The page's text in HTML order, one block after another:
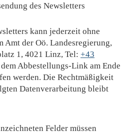
des Newsletters
kann jederzeit ohne
Amt der Oö. Landesregierung,
1, 4021 Linz, Tel: +43
Abbestellungs-Link am Ende
werden. Die Rechtmäßigkeit
Datenverarbeitung bleibt
Felder müssen